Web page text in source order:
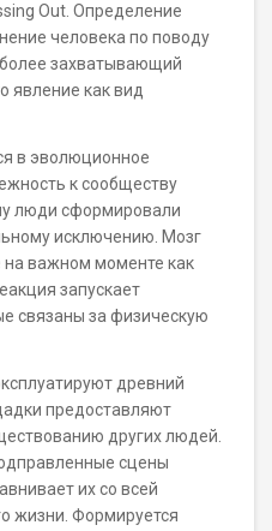
Out. Определение
человека по поводу
захватывающий
явление как вид
в эволюционное
к сообществу
люди сформировали
исключению. Мозг
на важном моменте как
запускает
связаны за физическую
древний
предоставляют
других людей.
сцены
их со всей
жизни. Формируется